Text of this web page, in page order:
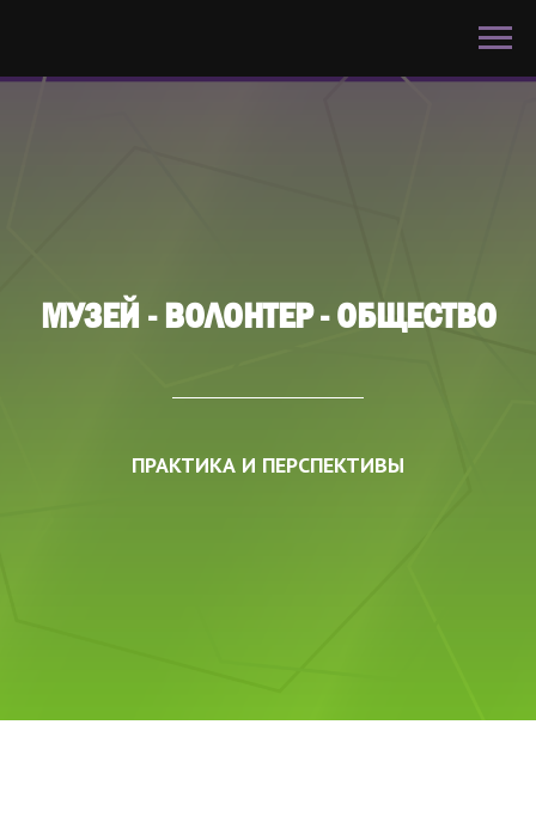
МУЗЕЙ - ВОЛОНТЕР - ОБЩЕСТВО
ПРАКТИКА И ПЕРСПЕКТИВЫ